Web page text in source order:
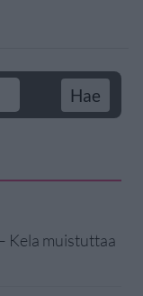
Kela muistuttaa